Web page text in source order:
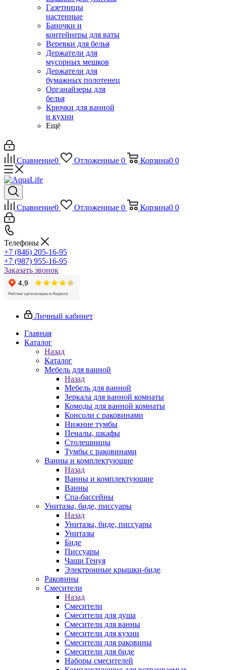
Газетницы
настенные
Баночки и
контейнеры для ваты
Веревки для белья
Держатели для
мусорных мешков
Держатели для
бумажных полотенец
Органайзеры для
белья
Крючки для ванной
и кухни
Ещё
Сравнение0 Отложенные 0 Корзина0 0
Сравнение0 Отложенные 0 Корзина0 0
Телефоны
+7 (846) 205-16-95
+7 (987) 955-16-95
Заказать звонок
Личный кабинет
Главная
Каталог
Назад
Каталог
Мебель для ванной
Назад
Мебель для ванной
Зеркала для ванной комнаты
Комоды для ванной комнаты
Консоли с раковинами
Нижние тумбы
Пеналы, шкафы
Столешницы
Тумбы с раковинами
Ванны и комплектующие
Назад
Ванны и комплектующие
Ванны
Спа-бассейны
Унитазы, биде, писсуары
Назад
Унитазы, биде, писсуары
Унитазы
Биде
Писсуары
Чаши Генуя
Электронные крышки-биде
Раковины
Смесители
Назад
Смесители
Смесители для душа
Смесители для ванны
Смесители для кухни
Смесители для раковины
Смесители для биде
Наборы смесителей